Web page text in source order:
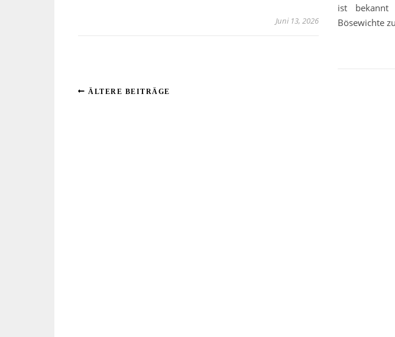
Juni 13, 2026
ist bekannt
Bösewichte
ÄLTERE BEITRÄGE